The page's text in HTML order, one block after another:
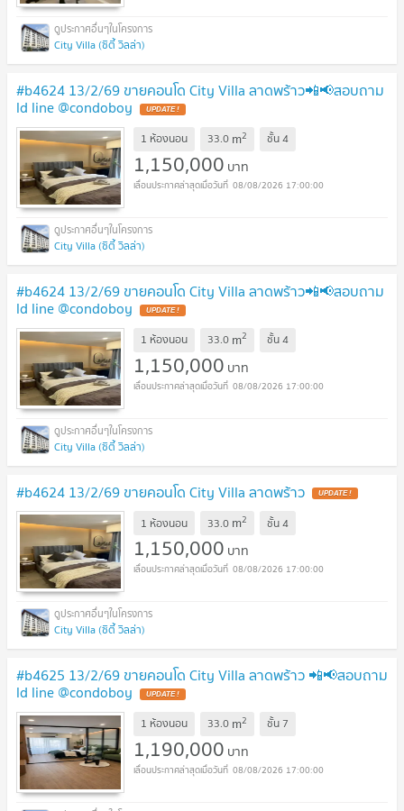
City Villa (ซิตี้ วิลล่า)
#b4624 13/2/69 ขายคอนโด City Villa ลาดพร้าว📲📢สอบถาม
ld line @condoboy UPDATE !
1 ห้องนอน 33.0 m2 ชั้น4
1,150,000 บาท
08/08/2026 17:00:00
City Villa (ซิตี้ วิลล่า)
#b4624 13/2/69 ขายคอนโด City Villa ลาดพร้าว📲📢สอบถาม
ld line @condoboy UPDATE !
1 ห้องนอน 33.0 m2 ชั้น4
1,150,000 บาท
08/08/2026 17:00:00
City Villa (ซิตี้ วิลล่า)
#b4624 13/2/69 ขายคอนโด City Villa ลาดพร้าว UPDATE !
1 ห้องนอน 33.0 m2 ชั้น4
1,150,000 บาท
08/08/2026 17:00:00
City Villa (ซิตี้ วิลล่า)
#b4625 13/2/69 ขายคอนโด City Villa ลาดพร้าว 📲📢สอบถาม
ld line @condoboy UPDATE !
1 ห้องนอน 33.0 m2 ชั้น 7
1,190,000 บาท
08/08/2026 17:00:00